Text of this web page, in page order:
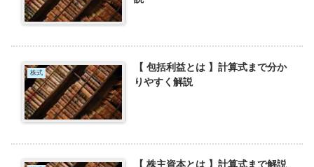
株式
【 包括利益とは 】計算式まで分か
りやすく解説
【 株主資本とは 】計算式まで解説